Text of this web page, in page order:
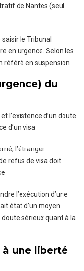
de Nantes (seul
le Tribunal
en urgence. Selon les
référé en suspension
du
l’existence d’un doute
d’un visa
l’étranger
refus de visa doit
l’exécution d’une
état d’un moyen
doute sérieux quant à la
une liberté